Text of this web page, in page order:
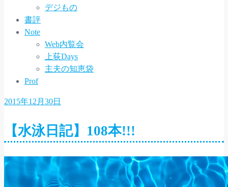
デジもの
書評
Note
Web内覧会
上荻Days
主夫の知恵袋
Prof
2015年12月30日
【水泳日記】108本!!!